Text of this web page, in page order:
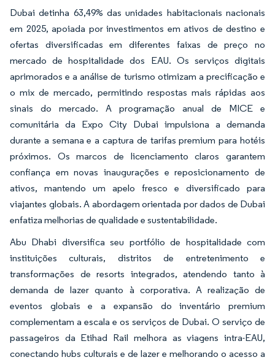
Dubai detinha 63,49% das unidades habitacionais nacionais
em 2025, apoiada por investimentos em ativos de destino e
ofertas diversificadas em diferentes faixas de preço no
mercado de hospitalidade dos EAU. Os serviços digitais
aprimorados e a análise de turismo otimizam a precificação e
o mix de mercado, permitindo respostas mais rápidas aos
sinais do mercado. A programação anual de MICE e
comunitária da Expo City Dubai impulsiona a demanda
durante a semana e a captura de tarifas premium para hotéis
próximos. Os marcos de licenciamento claros garantem
confiança em novas inaugurações e reposicionamento de
ativos, mantendo um apelo fresco e diversificado para
viajantes globais. A abordagem orientada por dados de Dubai
enfatiza melhorias de qualidade e sustentabilidade.
Abu Dhabi diversifica seu portfólio de hospitalidade com
instituições culturais, distritos de entretenimento e
transformações de resorts integrados, atendendo tanto à
demanda de lazer quanto à corporativa. A realização de
eventos globais e a expansão do inventário premium
complementam a escala e os serviços de Dubai. O serviço de
passageiros da Etihad Rail melhora as viagens intra-EAU,
conectando hubs culturais e de lazer e melhorando o acesso a